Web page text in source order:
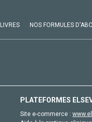
LIVRES NOS FORMULES
PLATEFORMES
Site e-commerce :